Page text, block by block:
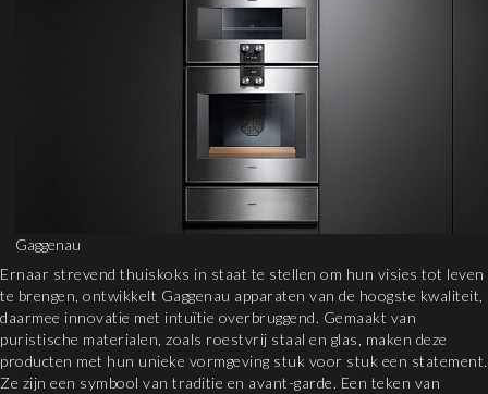
Gaggenau
Ernaar strevend thuiskoks in staat te stellen om hun visies tot leven
te brengen, ontwikkelt Gaggenau apparaten van de hoogste kwaliteit,
daarmee innovatie met intuïtie overbruggend. Gemaakt van
puristische materialen, zoals roestvrij staal en glas, maken deze
producten met hun unieke vormgeving stuk voor stuk een statement.
Ze zijn een symbool van traditie en avant-garde. Een teken van